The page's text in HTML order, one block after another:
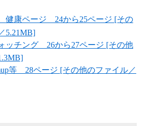
健康ページ 24から25ページ [その
5.21MB]
ッチング 26から27ページ [その他
等 28ページ [その他のファイル／